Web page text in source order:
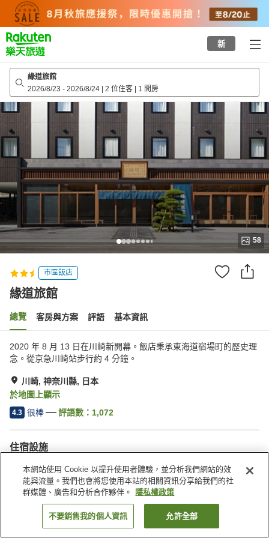
top
page
新
緣道旅館
2026/8/23 - 2026/8/24 | 2 位住客 | 1 間房
58
市區飯店
緣道旅館
總覽 客房與方案 評語 基本資訊
2020 年 8 月 13 日在川崎新開幕。飯店秉承東海道宿場町的歷史理
念。從京急川崎站步行約 4 分鐘。
川崎, 神奈川縣, 日本
於地圖上顯示
4.3 很棒 評語數： 1,072
住宿設施
停車場
餐廳
自動販賣機
宅配服務
找客房
本網站使用 Cookie 以提升使用者體驗，並分析我們網站的效
能與流量。我們也會將您使用本站的相關資訊分享給我們的社
群媒體、廣告和分析合作夥伴。
隱私權政策
不要銷售我的個人資訊 允許全部